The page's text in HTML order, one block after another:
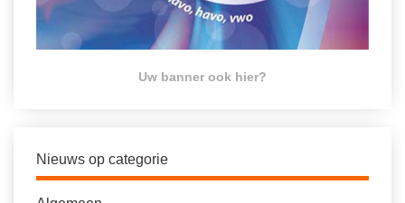
Uw banner ook hier?
Nieuws op categorie